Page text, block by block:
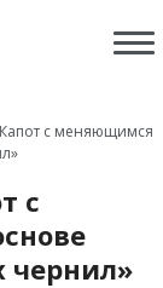
Капот с меняющимся
с
чернил»